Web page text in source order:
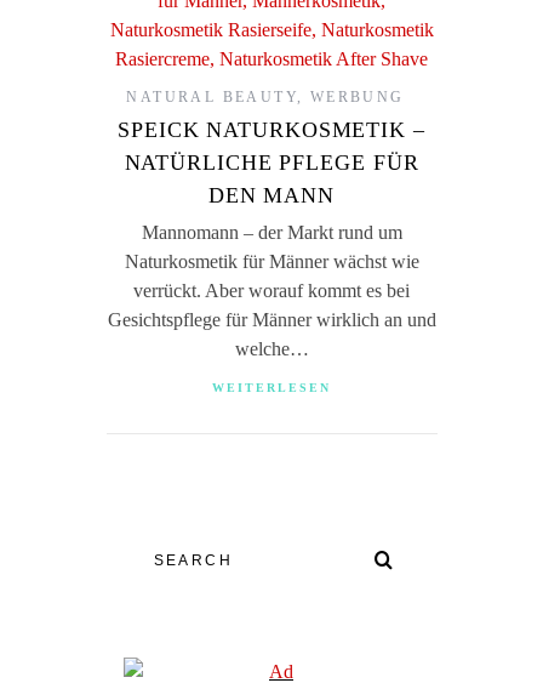
NATURAL BEAUTY, WERBUNG
SPEICK NATURKOSMETIK –
NATÜRLICHE PFLEGE FÜR
DEN MANN
Mannomann – der Markt rund um
Naturkosmetik für Männer wächst wie
verrückt. Aber worauf kommt es bei
Gesichtspflege für Männer wirklich an und
welche…
WEITERLESEN